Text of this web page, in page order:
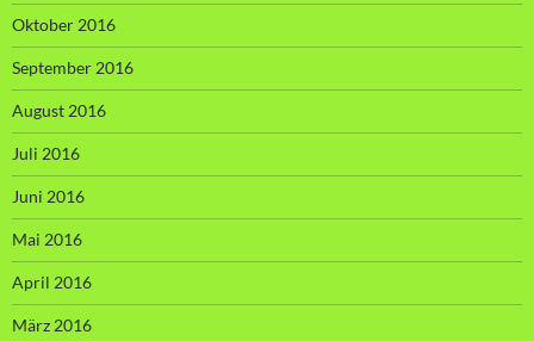
Oktober 2016
September 2016
August 2016
Juli 2016
Juni 2016
Mai 2016
April 2016
März 2016